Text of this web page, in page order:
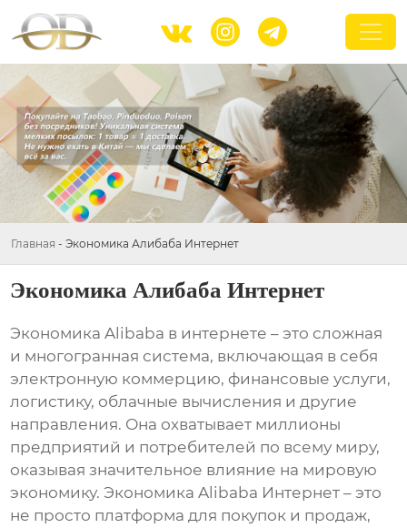
  
Главная - Экономика Алибаба Интернет
Экономика Алибаба Интернет
Экономика Alibaba в интернете – это сложная
и многогранная система, включающая в себя
электронную коммерцию, финансовые услуги,
логистику, облачные вычисления и другие
направления. Она охватывает миллионы
предприятий и потребителей по всему миру,
оказывая значительное влияние на мировую
экономику. Экономика Alibaba Интернет – это
не просто платформа для покупок и продаж,